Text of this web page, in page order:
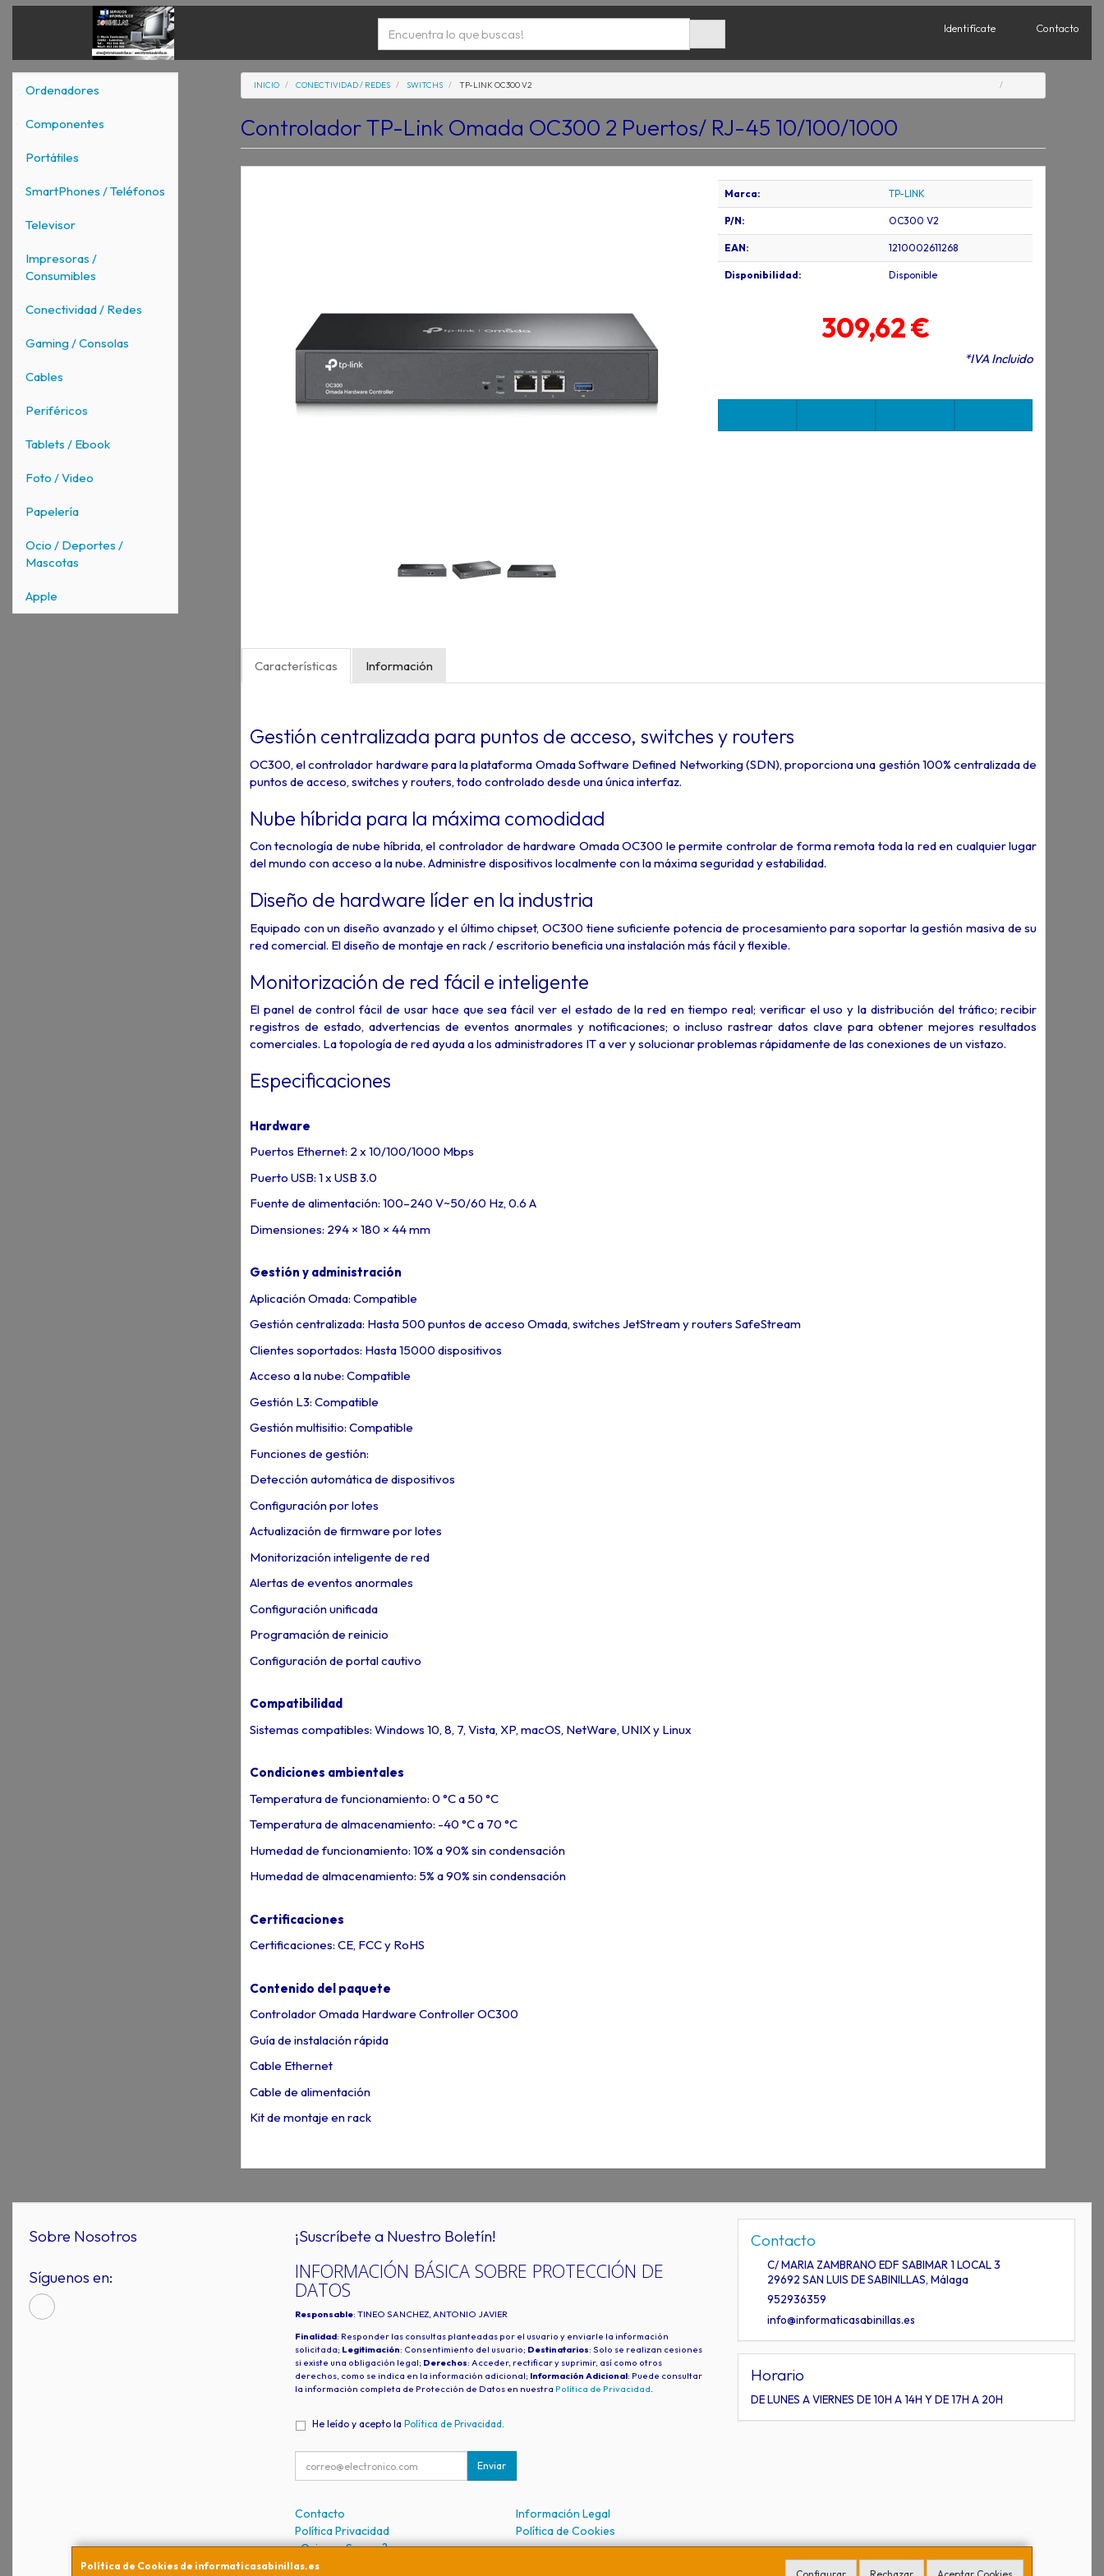
Identifícate Contacto
Ordenadores
Componentes
Portátiles
SmartPhones / Teléfonos
Televisor
Impresoras /
Consumibles
Conectividad / Redes
Gaming / Consolas
Cables
Periféricos
Tablets / Ebook
Foto / Video
Papelería
Ocio / Deportes /
Mascotas
Apple
INICIO CONECTIVIDAD / REDES SWITCHS TP-LINK OC300 V2
Controlador TP-Link Omada OC300 2 Puertos/ RJ-45 10/100/1000
Marca: TP-LINK
P/N: OC300 V2
EAN: 1210002611268
Disponibilidad: Disponible
309,62 €
*IVA Incluido
Características Información
Gestión centralizada para puntos de acceso, switches y routers
OC300, el controlador hardware para la plataforma Omada Software Defined Networking (SDN), proporciona una gestión 100% centralizada de
puntos de acceso, switches y routers, todo controlado desde una única interfaz.
Nube híbrida para la máxima comodidad
Con tecnología de nube híbrida, el controlador de hardware Omada OC300 le permite controlar de forma remota toda la red en cualquier lugar
del mundo con acceso a la nube. Administre dispositivos localmente con la máxima seguridad y estabilidad.
Diseño de hardware líder en la industria
Equipado con un diseño avanzado y el último chipset, OC300 tiene suficiente potencia de procesamiento para soportar la gestión masiva de su
red comercial. El diseño de montaje en rack / escritorio beneficia una instalación más fácil y flexible.
Monitorización de red fácil e inteligente
El panel de control fácil de usar hace que sea fácil ver el estado de la red en tiempo real; verificar el uso y la distribución del tráfico; recibir
registros de estado, advertencias de eventos anormales y notificaciones; o incluso rastrear datos clave para obtener mejores resultados
comerciales. La topología de red ayuda a los administradores IT a ver y solucionar problemas rápidamente de las conexiones de un vistazo.
Especificaciones
Hardware
Puertos Ethernet: 2 x 10/100/1000 Mbps
Puerto USB: 1 x USB 3.0
Fuente de alimentación: 100–240 V~50/60 Hz, 0.6 A
Dimensiones: 294 × 180 × 44 mm
Gestión y administración
Aplicación Omada: Compatible
Gestión centralizada: Hasta 500 puntos de acceso Omada, switches JetStream y routers SafeStream
Clientes soportados: Hasta 15000 dispositivos
Acceso a la nube: Compatible
Gestión L3: Compatible
Gestión multisitio: Compatible
Funciones de gestión:
Detección automática de dispositivos
Configuración por lotes
Actualización de firmware por lotes
Monitorización inteligente de red
Alertas de eventos anormales
Configuración unificada
Programación de reinicio
Configuración de portal cautivo
Compatibilidad
Sistemas compatibles: Windows 10, 8, 7, Vista, XP, macOS, NetWare, UNIX y Linux
Condiciones ambientales
Temperatura de funcionamiento: 0 °C a 50 °C
Temperatura de almacenamiento: -40 °C a 70 °C
Humedad de funcionamiento: 10% a 90% sin condensación
Humedad de almacenamiento: 5% a 90% sin condensación
Certificaciones
Certificaciones: CE, FCC y RoHS
Contenido del paquete
Controlador Omada Hardware Controller OC300
Guía de instalación rápida
Cable Ethernet
Cable de alimentación
Kit de montaje en rack
Política de Cookies de informaticasabinillas.es
Sobre Nosotros
Síguenos en:
¡Suscríbete a Nuestro Boletín!
INFORMACIÓN BÁSICA SOBRE PROTECCIÓN DE
DATOS
Responsable: TINEO SANCHEZ, ANTONIO JAVIER
Finalidad: Responder las consultas planteadas por el usuario y enviarle la información
solicitada; Legitimación: Consentimiento del usuario; Destinatarios: Solo se realizan cesiones
si existe una obligación legal; Derechos: Acceder, rectificar y suprimir, así como otros
derechos, como se indica en la información adicional; Información Adicional: Puede consultar
la información completa de Protección de Datos en nuestra Política de Privacidad.
He leído y acepto la Política de Privacidad.
Enviar
Contacto
Información Legal
Política Privacidad
Política de Cookies
¿Quienes Somos?
Contacto
C/ MARIA ZAMBRANO EDF SABIMAR 1 LOCAL 3
29692 SAN LUIS DE SABINILLAS, Málaga
952936359
info@informaticasabinillas.es
Horario
DE LUNES A VIERNES DE 10H A 14H Y DE 17H A 20H